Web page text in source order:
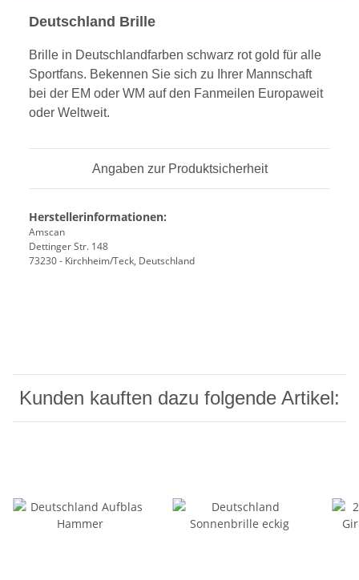
Deutschland Brille
Brille in Deutschlandfarben schwarz rot gold für alle
Sportfans. Bekennen Sie sich zu Ihrer Mannschaft
bei der EM oder WM auf den Fanmeilen Europaweit
oder Weltweit.
Angaben zur Produktsicherheit
Herstellerinformationen:
Amscan
Dettinger Str. 148
73230 - Kirchheim/Teck, Deutschland
Kunden kauften dazu folgende Artikel: